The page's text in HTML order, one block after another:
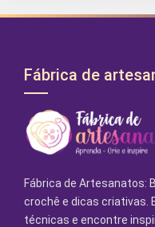
Fábrica de
Fábrica de Artesanatos:
crochê e dicas criativas.
técnicas e encontre